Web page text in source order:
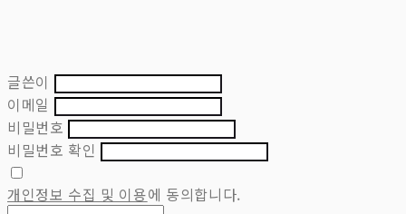
글쓴이
이메일
비밀번호
비밀번호 확인
개인정보 수집 및 이용에 동의합니다.